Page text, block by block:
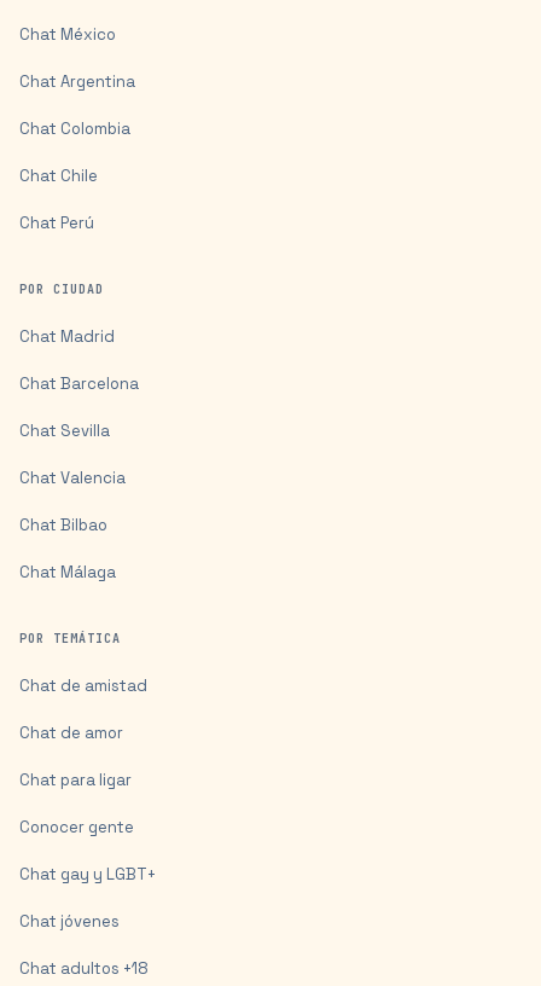
Chat México
Chat Argentina
Chat Colombia
Chat Chile
Chat Perú
POR CIUDAD
Chat Madrid
Chat Barcelona
Chat Sevilla
Chat Valencia
Chat Bilbao
Chat Málaga
POR TEMÁTICA
Chat de amistad
Chat de amor
Chat para ligar
Conocer gente
Chat gay y LGBT+
Chat jóvenes
Chat adultos +18